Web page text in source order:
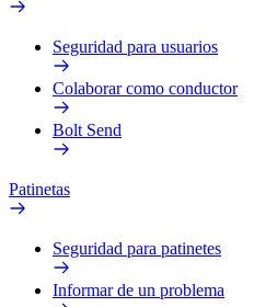
Seguridad para usuarios
Colaborar como conductor
Bolt Send
Patinetas
Seguridad para patinetes
Informar de un problema